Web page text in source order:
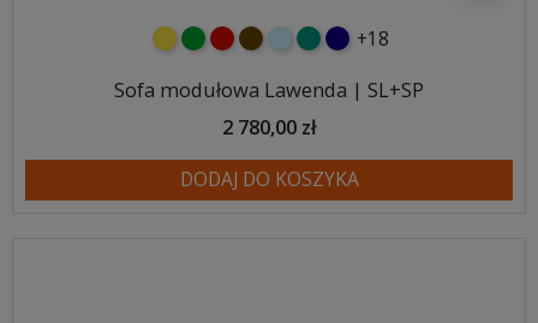
żółtyzielonyczerwony
czekoladowy
błękitnyturkusowy
granatowy
+18
Sofa modułowa Lawenda | SL+SP
2 780,00 zł
DODAJ DO KOSZYKA